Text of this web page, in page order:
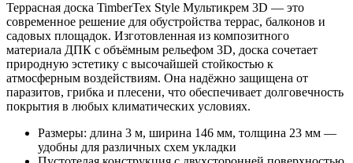
Террасная доска TimberTex Style Мультикрем 3D — это
современное решение для обустройства террас, балконов и
садовых площадок. Изготовленная из композитного
материала ДПК с объёмным рельефом 3D, доска сочетает
природную эстетику с высочайшей стойкостью к
атмосферным воздействиям. Она надёжно защищена от
паразитов, грибка и плесени, что обеспечивает долговечность
покрытия в любых климатических условиях.
Размеры: длина 3 м, ширина 146 мм, толщина 23 мм —
удобны для различных схем укладки